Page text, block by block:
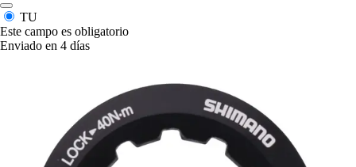
TU
Este campo es obligatorio
Enviado en 4 días